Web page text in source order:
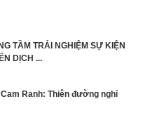
TẦM TRẢI NGHIỆM SỰ KIỆN
DỊCH ...
Ranh: Thiên đường nghỉ